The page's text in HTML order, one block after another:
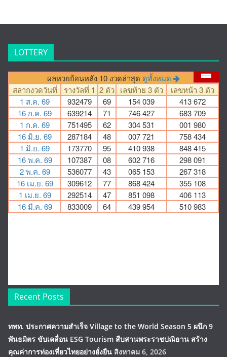
LOTTERY
Recent Posts
ททท. ประกาศความสำเร็จ Village to the World Season 5 ผนึก 9
พันธมิตร ขับเคลื่อน ESG Tourism สืบสานพระราชปณิธาน สร้าง
คุณค่าการท่องเที่ยวไทยอย่างยั่งยืน สิงหาคม 6, 2026